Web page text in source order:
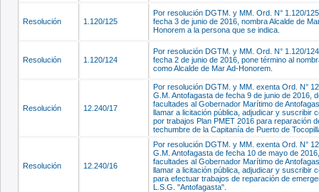
Resolución 1.120/125
Por resolución DGTM. y MM. Ord. N° 1.120/
fecha 3 de junio de 2016, nombra Alcalde de
Honorem a la persona que se indica.
Resolución 1.120/124
Por resolución DGTM. y MM. Ord. N° 1.120/
fecha 2 de junio de 2016, pone término al
como Alcalde de Mar Ad-Honorem.
Resolución 12.240/17
Por resolución DGTM. y MM. exenta Ord. N°
G.M. Antofagasta de fecha 9 de junio de 2016,
facultades al Gobernador Marítimo de
llamar a licitación pública, adjudicar y suscribir
por trabajos Plan PMET 2016 para reparación
techumbre de la Capitanía de Puerto de
Resolución 12.240/16
Por resolución DGTM. y MM. exenta Ord. N°
G.M. Antofagasta de fecha 10 de mayo de
facultades al Gobernador Marítimo de
llamar a licitación pública, adjudicar y suscribir
para efectuar trabajos de reparación de
L.S.G. "Antofagasta".